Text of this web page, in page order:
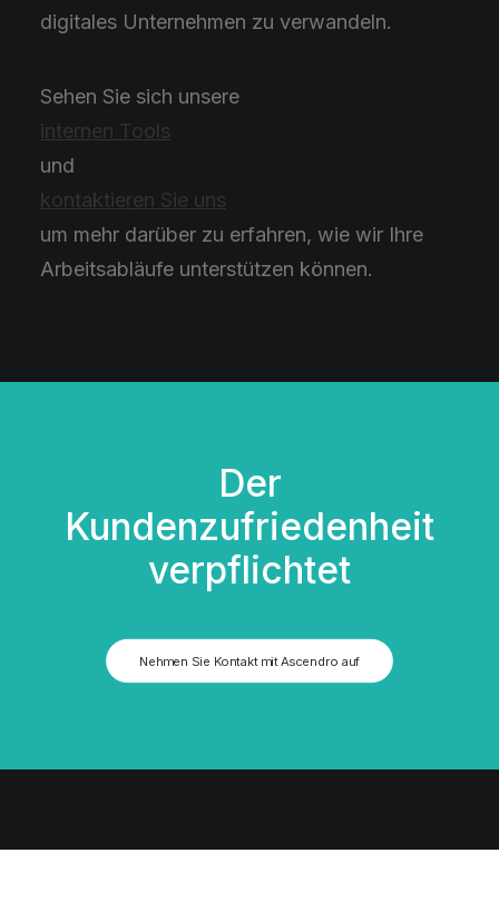
digitales Unternehmen zu verwandeln.
Sehen Sie sich unsere
internen Tools
und
kontaktieren Sie uns
um mehr darüber zu erfahren, wie wir Ihre
Arbeitsabläufe unterstützen können.
Der
Kundenzufriedenheit
verpflichtet
Nehmen Sie Kontakt mit Ascendro auf